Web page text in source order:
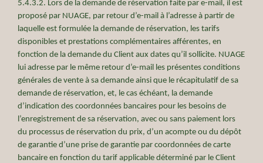
5.4.3.2. Lors de la demande de réservation faite par e-mail, il est
proposé par NUAGE, par retour d’e-mail à l’adresse à partir de
laquelle est formulée la demande de réservation, les tarifs
disponibles et prestations complémentaires afférentes, en
fonction de la demande du Client aux dates qu’il sollicite. NUAGE
lui adresse par le même retour d’e-mail les présentes conditions
générales de vente à sa demande ainsi que le récapitulatif de sa
demande de réservation, et, le cas échéant, la demande
d’indication des coordonnées bancaires pour les besoins de
l’enregistrement de sa réservation, avec ou sans paiement lors
du processus de réservation du prix, d’un acompte ou du dépôt
de garantie d’une prise de garantie par coordonnées de carte
bancaire en fonction du tarif applicable déterminé par le Client